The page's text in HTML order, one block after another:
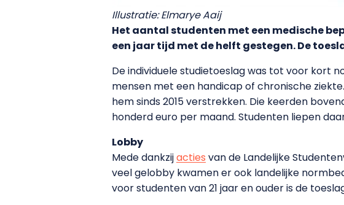
Illustratie: Elmarye Aaij
Het aantal studenten met een medische
een jaar tijd met de helft gestegen. De
De individuele studietoeslag was tot voor kort
mensen met een handicap of chronische
hem sinds 2015 verstrekken. Die keerden
honderd euro per maand. Studenten liepen
Lobby
Mede dankzijacties van de Landelijke
veel gelobby kwamen er ook landelijke
voor studenten van 21 jaar en ouder is de